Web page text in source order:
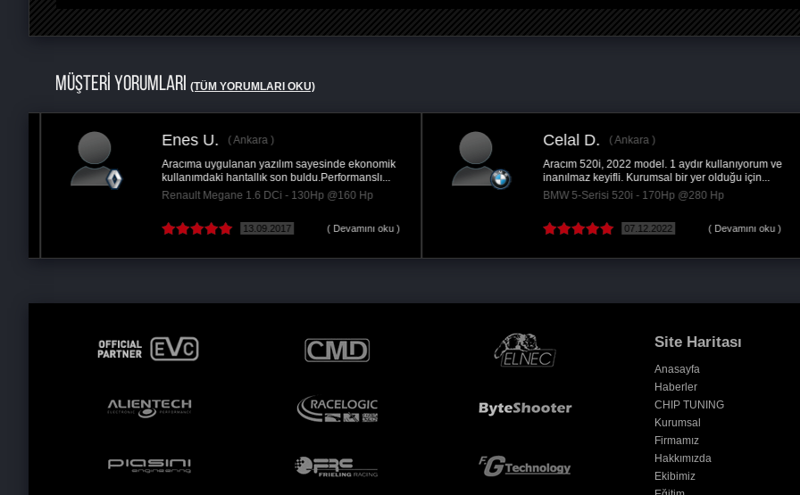
MÜŞTERİ YORUMLARI (TÜM YORUMLARI OKU)
Enes U.
Ankara
Aracıma uygulanan yazılım sayesinde ekonomik
kullanımdaki hantallık son buldu.Performanslı...
Renault Megane 1.6 DCi - 130Hp @160 Hp
13.09.2017 ( Devamını oku )
Celal D.
Ankara
Aracım 520i, 2022 model. 1 aydır kullanıyorum ve
inanılmaz keyifli. Kurumsal bir yer olduğu için...
BMW 5-Serisi 520i - 170Hp @280 Hp
07.12.2022 ( Devamını oku )
Site Haritası
Anasayfa
Haberler
CHIP TUNING
Kurumsal
Firmamız
Hakkımızda
Ekibimiz